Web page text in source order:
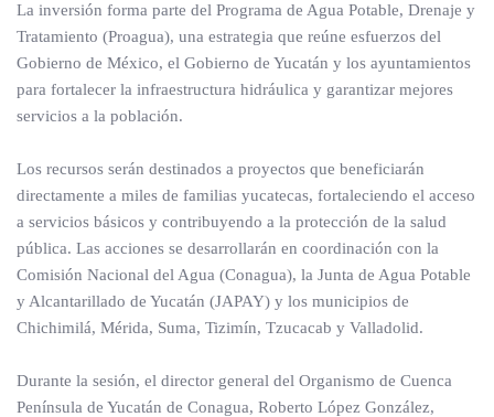
La inversión forma parte del Programa de Agua Potable, Drenaje y
Tratamiento (Proagua), una estrategia que reúne esfuerzos del
Gobierno de México, el Gobierno de Yucatán y los ayuntamientos
para fortalecer la infraestructura hidráulica y garantizar mejores
servicios a la población.
Los recursos serán destinados a proyectos que beneficiarán
directamente a miles de familias yucatecas, fortaleciendo el acceso
a servicios básicos y contribuyendo a la protección de la salud
pública. Las acciones se desarrollarán en coordinación con la
Comisión Nacional del Agua (Conagua), la Junta de Agua Potable
y Alcantarillado de Yucatán (JAPAY) y los municipios de
Chichimilá, Mérida, Suma, Tizimín, Tzucacab y Valladolid.
Durante la sesión, el director general del Organismo de Cuenca
Península de Yucatán de Conagua, Roberto López González,